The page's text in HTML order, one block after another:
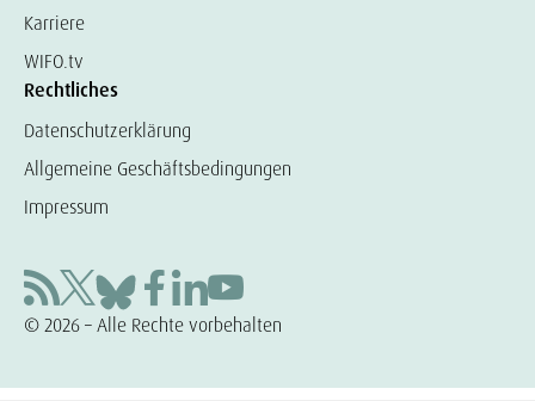
Karriere
WIFO.tv
Rechtliches
Datenschutzerklärung
Allgemeine Geschäftsbedingungen
Impressum
© 2026 – Alle Rechte vorbehalten